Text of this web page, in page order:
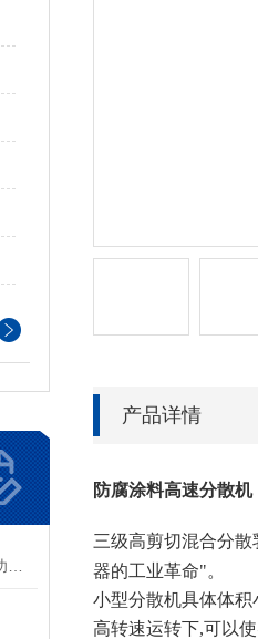
产品详情
防腐涂料高速分散机
三级高剪切混合分
器的工业革命"。
小型分散机具体体
高转速运转下,可以